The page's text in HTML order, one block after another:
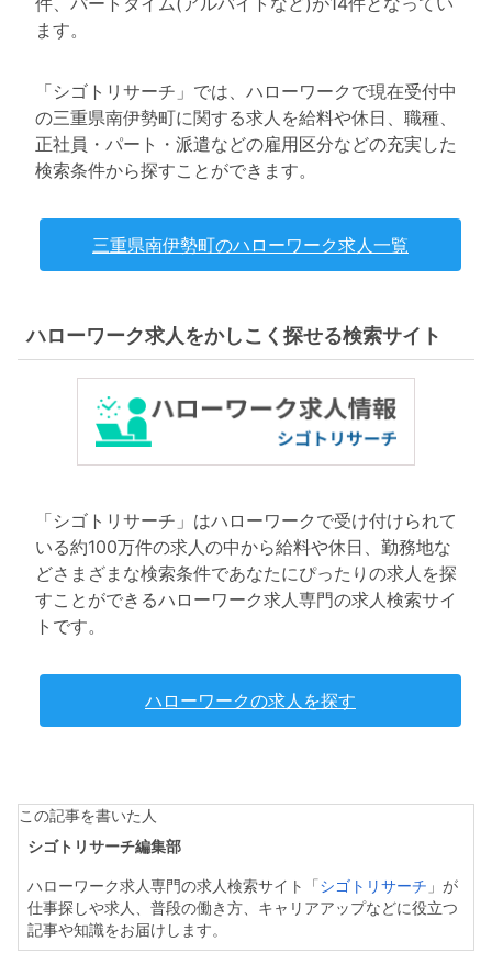
ます。
「シゴトリサーチ」では、ハローワークで現在受付中
の三重県南伊勢町に関する求人を給料や休日、職種、
正社員・パート・派遣などの雇用区分などの充実した
検索条件から探すことができます。
三重県南伊勢町のハローワーク求人一覧
ハローワーク求人をかしこく探せる検索サイト
「シゴトリサーチ」はハローワークで受け付けられて
いる約100万件の求人の中から給料や休日、勤務地な
どさまざまな検索条件であなたにぴったりの求人を探
すことができるハローワーク求人専門の求人検索サイ
トです。
ハローワークの求人を探す
この記事を書いた人
シゴトリサーチ編集部
ハローワーク求人専門の求人検索サイト「 シゴトリサーチ 」が
仕事探しや求人、普段の働き方、キャリアアップなどに役立つ
記事や知識をお届けします。